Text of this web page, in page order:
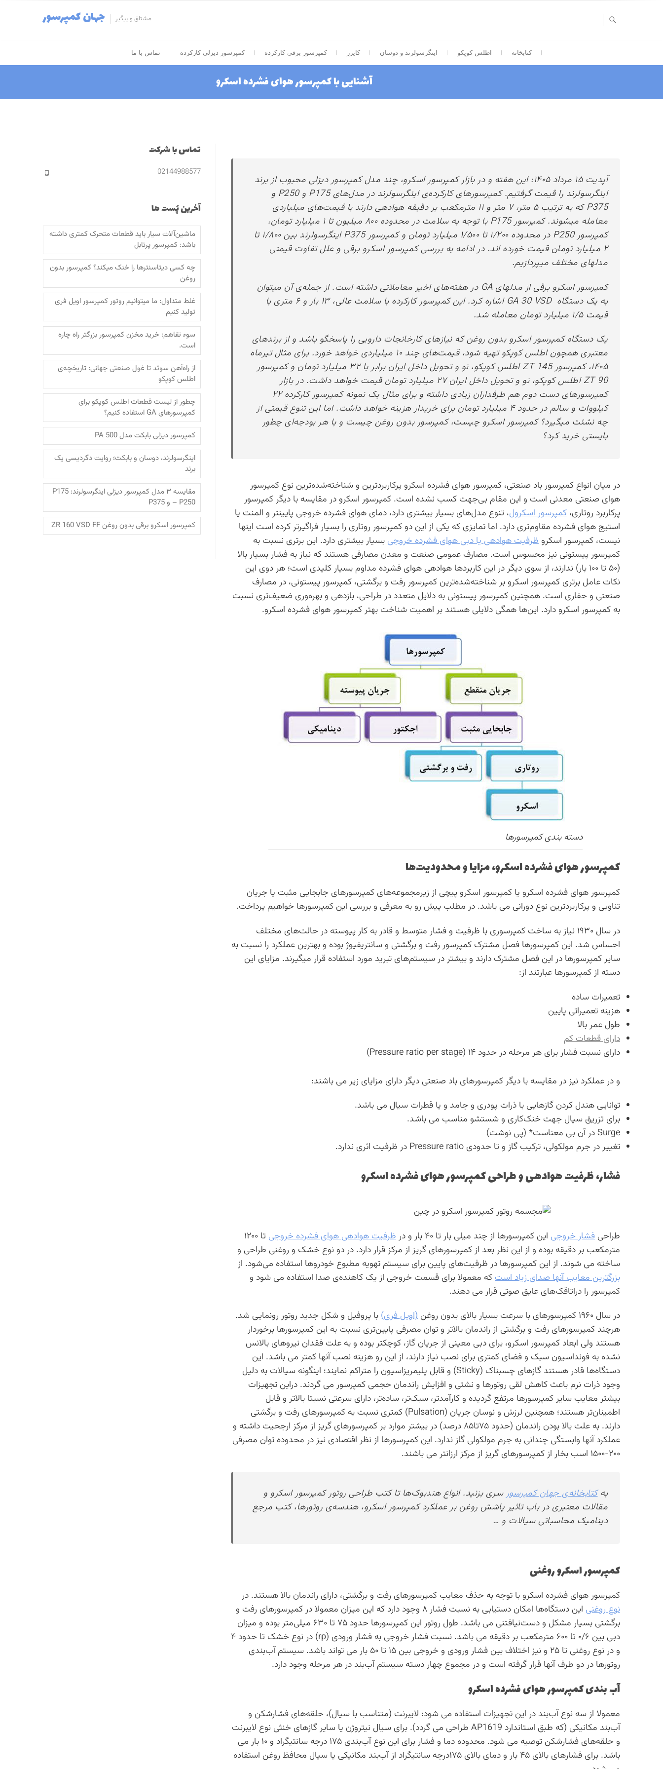
جهان کمپرسور مشتاق و پیگیر
کتابخانه اطلس کوپکو اینگرسولرند و دوسان کایزر کمپرسور برقی کارکرده کمپرسور دیزلی کارکرده تماس با ما
آشنایی با کمپرسور هوای فشرده اسکرو
آپدیت ۱۵ مرداد ۱۴۰۵: این هفته و در بازار کمپرسور اسکرو، چند مدل کمپرسور دیزلی محبوب از برند
اینگرسولرند را قیمت گرفتیم. کمپرسورهای کارکرده‌ی اینگرسولرند در مدل‌های P175 و P250 و
P375 که به ترتیب ۵ متر، ۷ متر و ۱۱ مترمکعب بر دقیقه هوادهی دارند با قیمت‌های میلیاردی
معامله میشوند. کمپرسور P175 با توجه به سلامت در محدوده ۸۰۰ میلیون تا ۱ میلیارد تومان،
کمپرسور P250 در محدوده ۱/۲۰۰ تا ۱/۵۰۰ میلیارد تومان و کمپرسور P375 اینگرسولرند بین ۱/۸۰۰ تا
۲ میلیارد تومان قیمت خورده اند. در ادامه به بررسی کمپرسور اسکرو برقی و علل تفاوت قیمتی
مدلهای مختلف میپردازیم.
کمپرسور اسکرو برقی از مدلهای GA در هفته‌های اخیر معاملاتی داشته است. از جمله‌ی آن میتوان
به یک دستگاه GA 30 VSD اشاره کرد. این کمپرسور کارکرده با سلامت عالی، ۱۳ بار و ۶ متری با
قیمت ۱/۵ میلیارد تومان معامله شد.
یک دستگاه کمپرسور اسکرو بدون روغن که نیازهای کارخانجات دارویی را پاسخگو باشد و از برندهای
معتبری همچون اطلس کوپکو تهیه شود، قیمت‌های چند ۱۰ میلیاردی خواهد خورد. برای مثال تیرماه
۱۴۰۵، کمپرسور ZT 145 اطلس کوپکو، نو و تحویل داخل ایران برابر با ۳۲ میلیارد تومان و کمپرسور
ZT 90 اطلس کوپکو، نو و تحویل داخل ایران ۲۷ میلیارد تومان قیمت خواهد داشت. در بازار
کمپرسورهای دست دوم هم طرفداران زیادی داشته و برای مثال یک نمونه کمپرسور کارکرده ۲۲
کیلووات و سالم در حدود ۴ میلیارد تومان برای خریدار هزینه خواهد داشت. اما این تنوع قیمتی از
چه نشئت میگیرد؟ کمپرسور اسکرو چیست، کمپرسور بدون روغن چیست و با هر بودجه‌ای چطور
بایستی خرید کرد؟
در میان انواع کمپرسور باد صنعتی، کمپرسور هوای فشرده اسکرو پرکاربردترین و شناخته‌شده‌ترین نوع کمپرسور
هوای صنعتی معدنی است و این مقام بی‌جهت کسب نشده است. کمپرسور اسکرو در مقایسه با دیگر کمپرسور
پرکاربرد روتاری، کمپرسور اسکرول، تنوع مدل‌های بسیار بیشتری دارد، دمای هوای فشرده خروجی پایینتر و المنت یا
استیج هوای فشرده مقاوم‌تری دارد. اما تمایزی که یکی از این دو کمپرسور روتاری را بسیار فراگیرتر کرده است اینها
نیست، کمپرسور اسکرو ظرفیت هوادهی یا دبی هوای فشرده خروجی بسیار بیشتری دارد. این برتری نسبت به
کمپرسور پیستونی نیز محسوس است. مصارف عمومی صنعت و معدن مصارفی هستند که نیاز به فشار بسیار بالا
(۵۰ تا ۱۰۰ بار) ندارند، از سوی دیگر در این کاربردها هوادهی هوای فشرده مداوم بسیار کلیدی‌ است؛ هر دوی این
نکات عامل برتری کمپرسور اسکرو بر شناخته‌شده‌ترین کمپرسور رفت و برگشتی، کمپرسور پیستونی، در مصارف
صنعتی و حفاری است. همچنین کمپرسور پیستونی به دلایل متعدد در طراحی، بازدهی و بهره‌وری ضعیف‌تری نسبت
به کمپرسور اسکرو دارد. این‌ها همگی دلایلی هستند بر اهمیت شناخت بهتر کمپرسور هوای فشرده اسکرو.
دسته بندی کمپرسورها
کمپرسور هوای فشرده اسکرو، مزایا و محدودیت‌ها
کمپرسور هوای فشرده اسکرو یا کمپرسور اسکرو پیچی از زیرمجموعه‌های کمپرسورهای جابجایی مثبت یا جریان
تناوبی و پرکاربردترین نوع دورانی می باشد. در مطلب پیش رو به معرفی و بررسی این کمپرسورها خواهیم پرداخت.
در سال ۱۹۳۰ نیاز به ساخت کمپرسوری با ظرفیت و فشار متوسط و قادر به کار پیوسته در حالت‌های مختلف
احساس شد. این کمپرسورها فصل مشترک کمپرسور رفت و برگشتی و سانتریفیوژ بوده و بهترین عملکرد را نسبت به
سایر کمپرسورها در این فصل مشترک دارند و بیشتر در سیستم‌های تبرید مورد استفاده قرار میگیرند. مزایای این
دسته از کمپرسورها عبارتند از:
تعمیرات ساده
هزینه تعمیراتی پایین
طول عمر بالا
دارای قطعات کم
دارای نسبت فشار برای هر مرحله در حدود ۱۴ (Pressure ratio per stage)
و در عملکرد نیز در مقایسه با دیگر کمپرسورهای باد صنعتی دیگر دارای مزایای زیر می باشند:
توانایی هندل کردن گازهایی با ذرات پودری و جامد و یا قطرات سیال می باشد.
برای تزریق سیال جهت خنک‌کاری و شستشو مناسب می باشد.
Surge در آن بی معناست* (پی نوشت)
تغییر در جرم مولکولی، ترکیب گاز و تا حدودی Pressure ratio در ظرفیت اثری ندارد.
فشار، ظرفیت هوادهی و طراحی کمپرسور هوای فشرده اسکرو
طراحی فشار خروجی این کمپرسورها از چند میلی بار تا ۴۰ بار و در ظرفیت‌ هوادهی هوای فشرده خروجی
تا ۱۲۰۰
مترمکعب بر دقیقه بوده و از این نظر بعد از کمپرسورهای گریز از مرکز قرار دارد. در دو نوع خشک و روغنی طراحی و
ساخته می شوند. از این کمپرسورها در ظرفیت‌های پایین برای سیستم تهویه مطبوع خودروها استفاده می‌شود. از
بزرگترین معایب آنها صدای زیاد استکه معمولا برای قسمت خروجی از یک کاهنده‌ی صدا استفاده می شود و
کمپرسور را دراتاقک‌های عایق صوتی قرار می دهند.
در سال ۱۹۶۰ کمپرسورهای با سرعت بسیار بالای بدون روغن
(اویل فری)با پروفیل و شکل جدید روتور رونمایی شد.
هرچند کمپرسورهای رفت و برگشتی از راندمان بالاتر و توان مصرفی پایین‌تری نسبت به این کمپرسورها برخوردار
هستند ولی ابعاد کمپرسور اسکرو، برای دبی معینی از جریان گاز، کوچکتر بوده و به علت فقدان نیروهای بالانس
نشده به فونداسیون سبک و فضای کمتری برای نصب نیاز دارند، از این رو هزینه نصب آنها کمتر می باشد. این
دستگاه‌ها قادر هستند گازهای چسبناک (Sticky) و قابل پلیمریزاسیون را متراکم نمایند؛ اینگونه سیالات به دلیل
وجود ذرات نرم باعث کاهش لقی روتورها و نشتی و افزایش راندمان حجمی کمپرسور می گردند. دراین تجهیزات
بیشتر معایب سایر کمپرسورها مرتفع گردیده و کارآمدتر، سبک‌تر، ساده‌تر، دارای سرعتی نسبتا بالاتر و قابل
اطمینان‌تر هستند؛ همچنین لرزش و نوسان جریان (Pulsation) کمتری نسبت به کمپرسورهای رفت و برگشتی
دارند. به علت بالا بودن راندمان (حدود ۷۵تا۸۵ درصد) در بیشتر موارد بر کمپرسورهای گریز از مرکز ارجحیت داشته و
عملکرد آنها وابستگی چندانی به جرم مولکولی گاز ندارد. این کمپرسورها از نظر اقتصادی نیز در محدوده توان مصرفی
۲۰۰-۱۵۰۰ اسب بخار از کمپرسورهای گریز از مرکز ارزانتر می باشند.
بهکتابخانه‌ی جهان کمپرسورسری بزنید. انواع هندبوک‌ها تا کتب طراحی روتور کمپرسور اسکرو و
مقالات معتبری در باب تاثیر پاشش روغن بر عملکرد کمپرسور اسکرو، هندسه‌ی روتورها، کتب مرجع
دینامیک محاسباتی سیالات و …
کمپرسور اسکرو روغنی
کمپرسور هوای فشرده اسکرو با توجه به حذف معایب کمپرسورهای رفت و برگشتی، دارای راندمان بالا هستند. در
نوع روغنی
این دستگاه‌ها امکان دستیابی به نسبت فشار ۸ وجود دارد که این میزان معمولا در کمپرسورهای رفت و
برگشتی بسیار مشکل و دست‌نیافتنی می باشد. طول روتور این کمپرسورها حدود ۷۵ تا ۶۳۰ میلی‌متر بوده و میزان
دبی بین ۰/۶ تا ۶۰۰ مترمکعب بر دقیقه می باشد. نسبت فشار خروجی به فشار ورودی (rp) در نوع خشک تا حدود ۴
و در نوع روغنی تا ۲۵ و نیز اختلاف بین فشار ورودی و خروجی بین ۱۵ تا ۵۰ بار می تواند باشد. سیستم آب‌بندی
روتورها در دو طرف آنها قرار گرفته است و در مجموع چهار دسته سیستم آب‌بند در هر مرحله وجود دارد.
آب بندی کمپرسور هوای فشرده اسکرو
معمولا از سه نوع آب‌بند در این تجهیزات استفاده می شود: لایبرنت (متناسب با سیال)، حلقه‌های فشارشکن و
آب‌بند مکانیکی (که طبق استاندارد AP1619 طراحی می گردد). برای سیال نیتروژن یا سایر گازهای خنثی نوع لایبرنت
و حلقه‌های فشارشکن توصیه می شود. محدوده دما و فشار برای این نوع آب‌بندی ۱۷۵ درجه سانتیگراد و ۱۰ بار می
باشد. برای فشارهای بالای ۴۵ بار و دمای بالای ۱۷۵درجه سانتیگراد از آب‌بند مکانیکی یا سیال محافظ روغن استفاده
تماس با شرکت
02144988577
آخرین پُست ها
ماشین‌آلات سیار باید قطعات متحرک کمتری داشته
باشد: کمپرسور پرتابل
چه کسی دیتاسنترها را خنک میکند؟ کمپرسور بدون
روغن
غلط متداول: ما میتوانیم روتور کمپرسور اویل فری
تولید کنیم
سوء تفاهم: خرید مخزن کمپرسور بزرگتر راه چاره
است.
از راه‌آهن سوئد تا غول صنعتی جهانی: تاریخچه‌ی
اطلس کوپکو
چطور از لیست قطعات اطلس کوپکو برای
کمپرسورهای GA استفاده کنیم؟
کمپرسور دیزلی بابکت مدل PA 500
اینگرسولرند، دوسان و بابکت؛‌ روایت دگردیسی یک
برند
مقایسه ۳ مدل کمپرسور دیزلی اینگرسولرند: P175
– P250 و P375
کمپرسور اسکرو برقی بدون روغن ZR 160 VSD FF